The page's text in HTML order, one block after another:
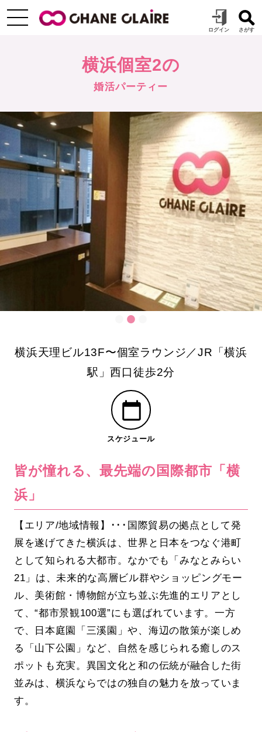
横浜個室2の
婚活パーティー
横浜天理ビル13F〜個室ラウンジ／JR「横浜
駅」西口徒歩2分
スケジュール
皆が憧れる、最先端の国際都市「横
浜」
【エリア/地域情報】･･･国際貿易の拠点として発
展を遂げてきた横浜は、世界と日本をつなぐ港町
として知られる大都市。なかでも「みなとみらい
21」は、未来的な高層ビル群やショッピングモー
ル、美術館・博物館が立ち並ぶ先進的エリアとし
て、“都市景観100選”にも選ばれています。一方
で、日本庭園「三溪園」や、海辺の散策が楽しめ
る「山下公園」など、自然を感じられる癒しのス
ポットも充実。異国文化と和の伝統が融合した街
並みは、横浜ならではの独自の魅力を放っていま
す。